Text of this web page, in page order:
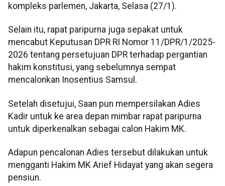
kompleks parlemen, Jakarta, Selasa (27/1).
Selain itu, rapat paripurna juga sepakat untuk
mencabut Keputusan DPR RI Nomor 11/DPR/1/2025-
2026 tentang persetujuan DPR terhadap pergantian
hakim konstitusi, yang sebelumnya sempat
mencalonkan Inosentius Samsul.
Setelah disetujui, Saan pun mempersilakan Adies
Kadir untuk ke area depan mimbar rapat paripurna
untuk diperkenalkan sebagai calon Hakim MK.
Adapun pencalonan Adies tersebut dilakukan untuk
mengganti Hakim MK Arief Hidayat yang akan segera
pensiun.